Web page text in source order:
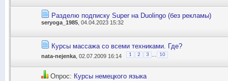
Разделю подписку Super на Duolingo (без рекламы)
seryoga_1985 , 04.04.2023 15:32
Курсы массажа со всеми техниками. Где?
nata-nejenka , 02.07.2009 16:14 1 2 3 10
Опрос: Курсы немецкого языка